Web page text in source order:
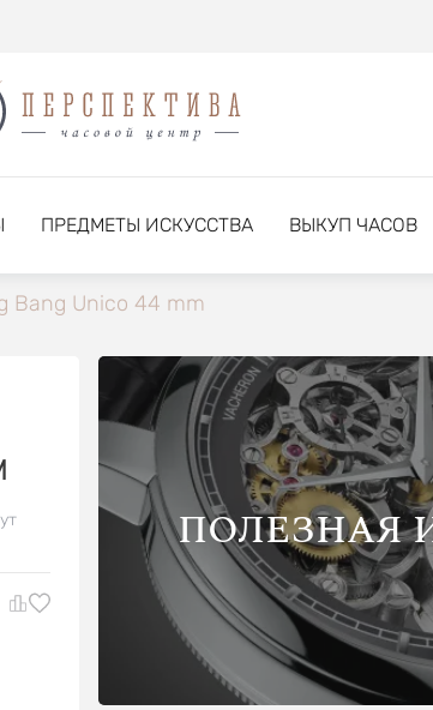
ПРЕДМЕТЫ ИСКУССТВА ВЫКУП ЧАСОВ
Bang Unico 44 mm
ПОЛЕЗНАЯ